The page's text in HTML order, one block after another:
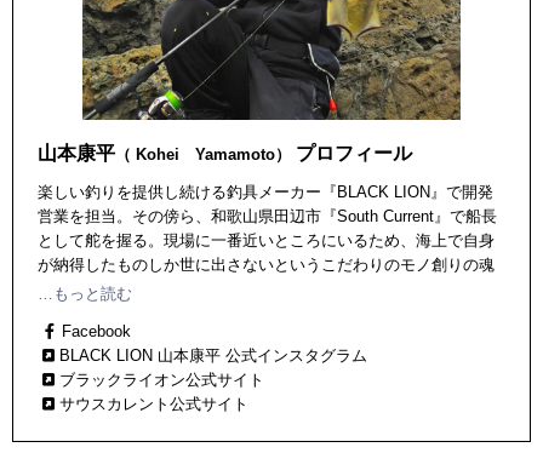
山本康平 （ Kohei Yamamoto） プロフィール
楽しい釣りを提供し続ける釣具メーカー『BLACK LION』で開発
営業を担当。その傍ら、和歌山県田辺市『South Current』で船長
として舵を握る。現場に一番近いところにいるため、海上で自身
が納得したものしか世に出さないというこだわりのモノ創りの魂
を発揮する。平成2年12月生まれ。高知県宿毛市出身、和歌山県田
…もっと読む
Facebook
BLACK LION 山本康平 公式インスタグラム
ブラックライオン公式サイト
サウスカレント公式サイト